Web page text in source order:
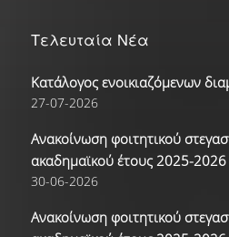
Τελευταία Νέα
Κατάλογος ενοικιαζόμενων
27-07-2026
Ανακοίνωση φοιτητικού
ακαδημαϊκού έτους 2025-2026
30-06-2026
Ανακοίνωση φοιτητικού